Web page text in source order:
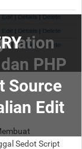
PHP
Source
Edit
Sedot Script